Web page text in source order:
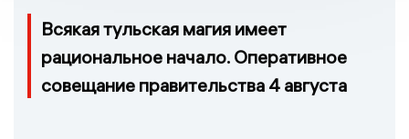
Всякая тульская магия имеет
рациональное начало. Оперативное
совещание правительства 4 августа